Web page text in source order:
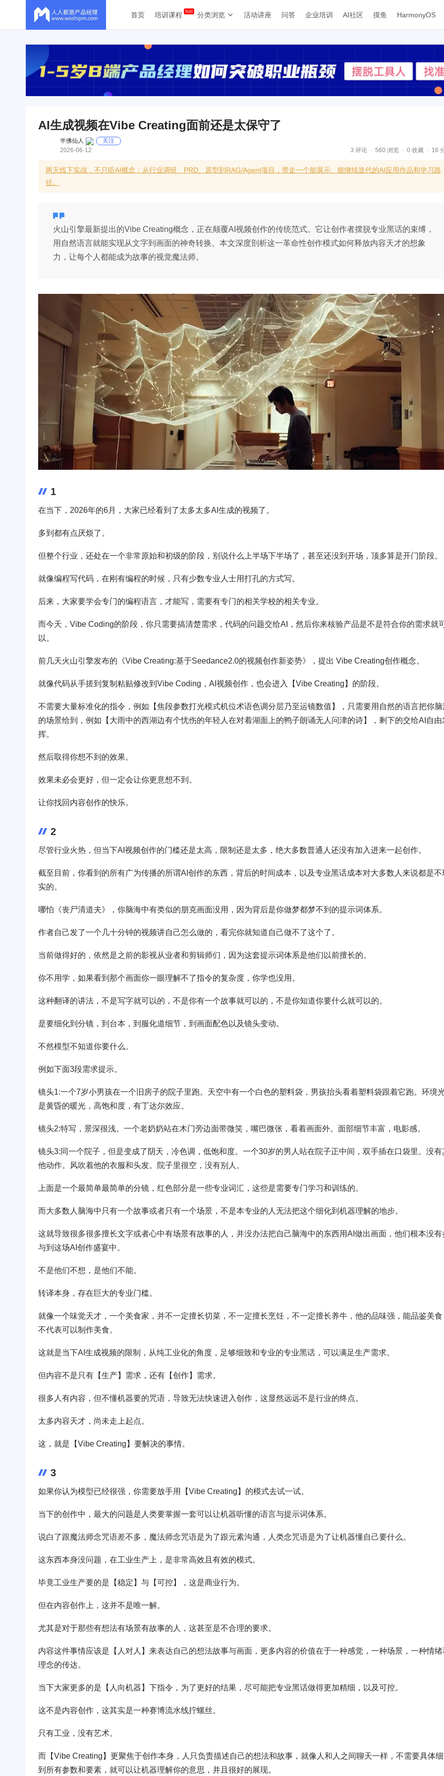
首页 培训课程 分类浏览 活动讲座 问答 企业培训 AI社区 摸鱼 HarmonyOS
AI生成视频在Vibe Creating面前还是太保守了
半佛仙人
关注
2026-06-12
3 评论 560 浏览 0 收藏 16
两天线下实战，不只听AI概念：从行业调研、PRD、原型到RAG/Agent项目，带走一个能展示、能继续迭代的AI应用作品和学习路
径。
火山引擎最新提出的Vibe Creating概念，正在颠覆AI视频创作的传统范式。它让创作者摆脱专业黑话的束缚，
用自然语言就能实现从文字到画面的神奇转换。本文深度剖析这一革命性创作模式如何释放内容天才的想象
力，让每个人都能成为故事的视觉魔法师。
1
在当下，2026年的6月，大家已经看到了太多太多AI生成的视频了。
多到都有点厌烦了。
但整个行业，还处在一个非常原始和初级的阶段，别说什么上半场下半场了，甚至还没到开场，顶多算是开门阶段。
就像编程写代码，在刚有编程的时候，只有少数专业人士用打孔的方式写。
后来，大家要学会专门的编程语言，才能写，需要有专门的相关学校的相关专业。
而今天，Vibe Coding的阶段，你只需要搞清楚需求，代码的问题交给AI，然后你来核验产品是不是符合你的需求就
以。
前几天火山引擎发布的《Vibe Creating:基于Seedance2.0的视频创作新姿势》，提出 Vibe Creating创作概念。
就像代码从手搓到复制粘贴修改到Vibe Coding，AI视频创作，也会进入【Vibe Creating】的阶段。
不需要大量标准化的指令，例如【焦段参数打光模式机位术语色调分层乃至运镜数值】，只需要用自然的语言把你脑
的场景给到，例如【大雨中的西湖边有个忧伤的年轻人在对着湖面上的鸭子朗诵无人问津的诗】，剩下的交给AI自由
挥。
然后取得你想不到的效果。
效果未必会更好，但一定会让你更意想不到。
让你找回内容创作的快乐。
2
尽管行业火热，但当下AI视频创作的门槛还是太高，限制还是太多，绝大多数普通人还没有加入进来一起创作。
截至目前，你看到的所有广为传播的所谓AI创作的东西，背后的时间成本，以及专业黑话成本对大多数人来说都是不
实的。
哪怕《丧尸清道夫》，你脑海中有类似的朋克画面没用，因为背后是你做梦都梦不到的提示词体系。
作者自己发了一个几十分钟的视频讲自己怎么做的，看完你就知道自己做不了这个了。
当前做得好的，依然是之前的影视从业者和剪辑师们，因为这套提示词体系是他们以前擅长的。
你不用学，如果看到那个画面你一眼理解不了指令的复杂度，你学也没用。
这种翻译的讲法，不是写字就可以的，不是你有一个故事就可以的，不是你知道你要什么就可以的。
是要细化到分镜，到台本，到服化道细节，到画面配色以及镜头变动。
不然模型不知道你要什么。
例如下面3段需求提示。
镜头1:一个7岁小男孩在一个旧房子的院子里跑。天空中有一个白色的塑料袋，男孩抬头看着塑料袋跟着它跑。环境
是黄昏的暖光，高饱和度，有丁达尔效应。
镜头2:特写，景深很浅。一个老奶奶站在木门旁边面带微笑，嘴巴微张，看着画面外。面部细节丰富，电影感。
镜头3:同一个院子，但是变成了阴天，冷色调，低饱和度。一个30岁的男人站在院子正中间，双手插在口袋里。没有
他动作。风吹着他的衣服和头发。院子里很空，没有别人。
上面是一个最简单最简单的分镜，红色部分是一些专业词汇，这些是需要专门学习和训练的。
而大多数人脑海中只有一个故事或者只有一个场景，不是本专业的人无法把这个细化到机器理解的地步。
这就导致很多很多擅长文字或者心中有场景有故事的人，并没办法把自己脑海中的东西用AI做出画面，他们根本没有
与到这场AI创作盛宴中。
不是他们不想，是他们不能。
转译本身，存在巨大的专业门槛。
就像一个味觉天才，一个美食家，并不一定擅长切菜，不一定擅长烹饪，不一定擅长养牛，他的品味强，能品鉴美食
不代表可以制作美食。
这就是当下AI生成视频的限制，从纯工业化的角度，足够细致和专业的专业黑话，可以满足生产需求。
但内容不是只有【生产】需求，还有【创作】需求。
很多人有内容，但不懂机器要的咒语，导致无法快速进入创作，这显然远远不是行业的终点。
太多内容天才，尚未走上起点。
这，就是【Vibe Creating】要解决的事情。
3
如果你认为模型已经很强，你需要放手用【Vibe Creating】的模式去试一试。
当下的创作中，最大的问题是人类要掌握一套可以让机器听懂的语言与提示词体系。
说白了跟魔法师念咒语差不多，魔法师念咒语是为了跟元素沟通，人类念咒语是为了让机器懂自己要什么。
这东西本身没问题，在工业生产上，是非常高效且有效的模式。
毕竟工业生产要的是【稳定】与【可控】，这是商业行为。
但在内容创作上，这并不是唯一解。
尤其是对于那些有想法有场景有故事的人，这甚至是不合理的要求。
内容这件事情应该是【人对人】来表达自己的想法故事与画面，更多内容的价值在于一种感觉，一种场景，一种情绪
理念的传达。
当下大家更多的是【人向机器】下指令，为了更好的结果，尽可能把专业黑话做得更加精细，以及可控。
这不是内容创作，这其实是一种赛博流水线拧螺丝。
只有工业，没有艺术。
而【Vibe Creating】更聚焦于创作本身，人只负责描述自己的想法和故事，就像人和人之间聊天一样，不需要具体
到所有参数和要素，就可以让机器理解你的意思，并且很好的展现。